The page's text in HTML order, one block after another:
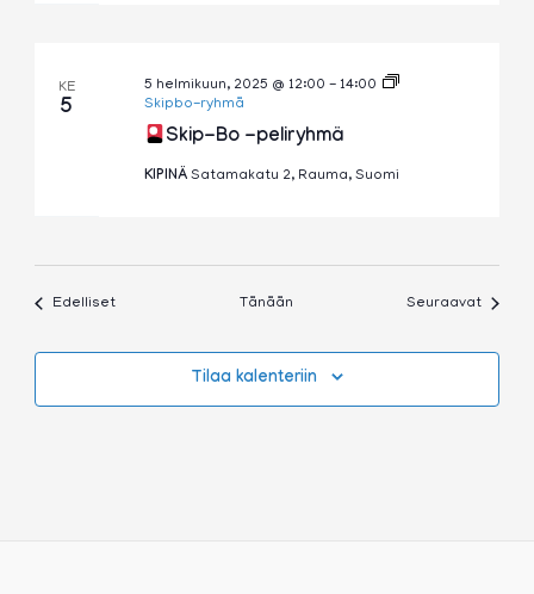
KE
5
Skip-Bo -peliryhmä
5 helmikuun, 2025 @ 12:00 - 14:00
Skipbo-ryhmä
KIPINÄ Satamakatu 2, Rauma, Suomi
EdellisetTapahtumat Tänään Seuraavat
Tilaa kalenteriin